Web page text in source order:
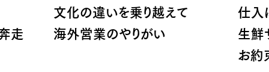
走
文化の違いを乗り越えて
海外営業のやりがい
仕入
生鮮
お約